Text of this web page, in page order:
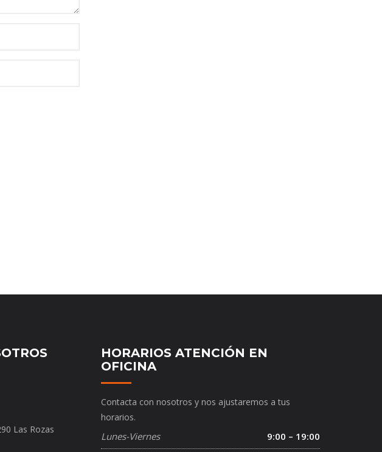
Las Rozas
HORARIOS ATENCIÓN EN
OFICINA
Contacta con nosotros y nos ajustaremos a tus
horarios.
Lunes-Viernes
9:00 – 19:00